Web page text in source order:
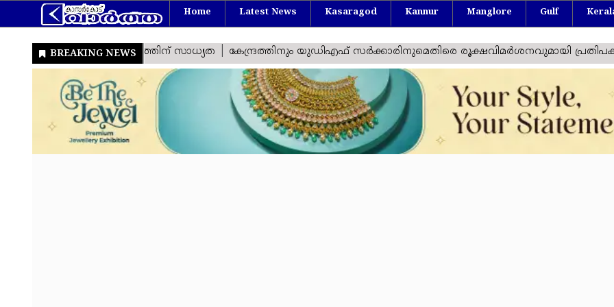
Home Latest News Kasaragod Kannur Manglore Gulf